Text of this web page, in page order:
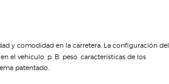
y comodidad en la carretera. La configuración del
el vehículo, p. B. peso, características de los
patentado.